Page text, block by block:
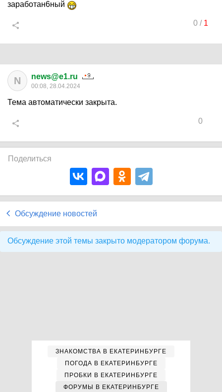
заработан6ный
0/ 1
N news@e1.ru
00:08, 28.04.2024
Тема автоматически закрыта.
0
Поделиться
Обсуждение новостей
Обсуждение этой темы закрыто модератором форума.
ЗНАКОМСТВА В ЕКАТЕРИНБУРГЕ
ПОГОДА В ЕКАТЕРИНБУРГЕ
ПРОБКИ В ЕКАТЕРИНБУРГЕ
ФОРУМЫ В ЕКАТЕРИНБУРГЕ